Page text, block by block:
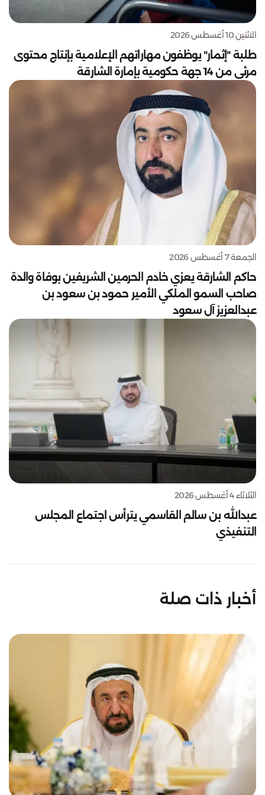
الاثنين 10 أغسطس 2026
طلبة "إثمار" يوظفون مهاراتهم الإعلامية بإنتاج محتوى
مرئي من 14 جهة حكومية بإمارة الشارقة
الجمعة 7 أغسطس 2026
حاكم الشارقة يعزي خادم الحرمين الشريفين بوفاة والدة
صاحب السمو الملكي الأمير حمود بن سعود بن
عبدالعزيز آل سعود
الثلاثاء 4 أغسطس 2026
عبدالله بن سالم القاسمي يترأس اجتماع المجلس
التنفيذي
أخبار ذات صلة